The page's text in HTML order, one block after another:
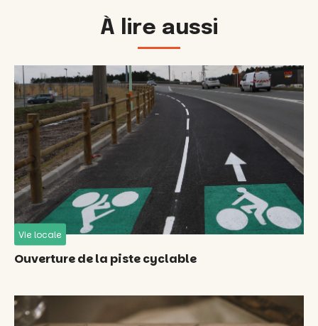
À lire aussi
Vie locale
Ouverture de la piste cyclable